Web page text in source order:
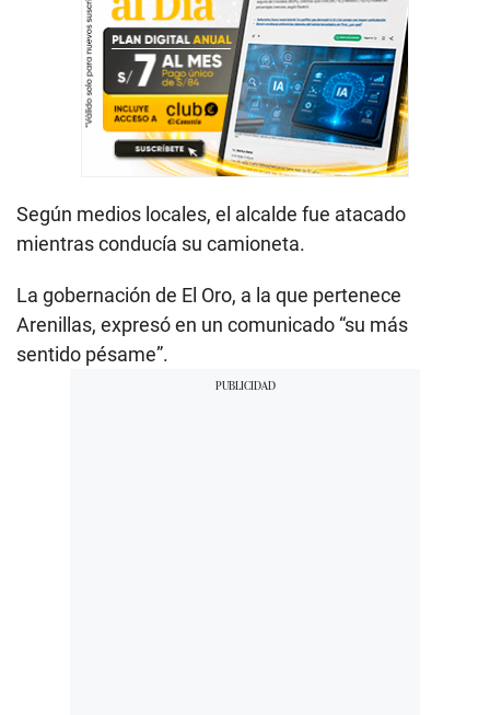
Según medios locales, el alcalde fue atacado
mientras conducía su camioneta.
La gobernación de El Oro, a la que pertenece
Arenillas, expresó en un comunicado “su más
sentido pésame”.